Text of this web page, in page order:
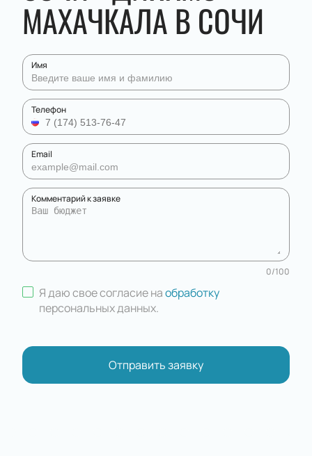
МАХАЧКАЛА В СОЧИ
Имя
Телефон
Email
Комментарий к заявке
0/100
Я даю свое согласие наобработку
персональных данных.
Отправить заявку